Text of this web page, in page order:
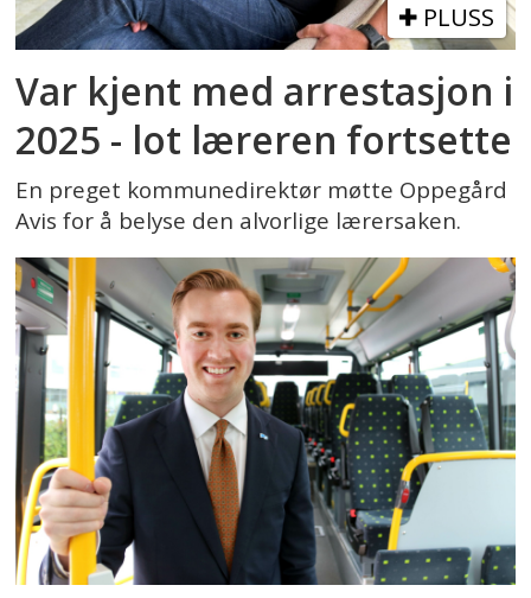
PLUSS
Var kjent med arrestasjon i
2025 - lot læreren fortsette
En preget kommunedirektør møtte Oppegård
Avis for å belyse den alvorlige lærersaken.